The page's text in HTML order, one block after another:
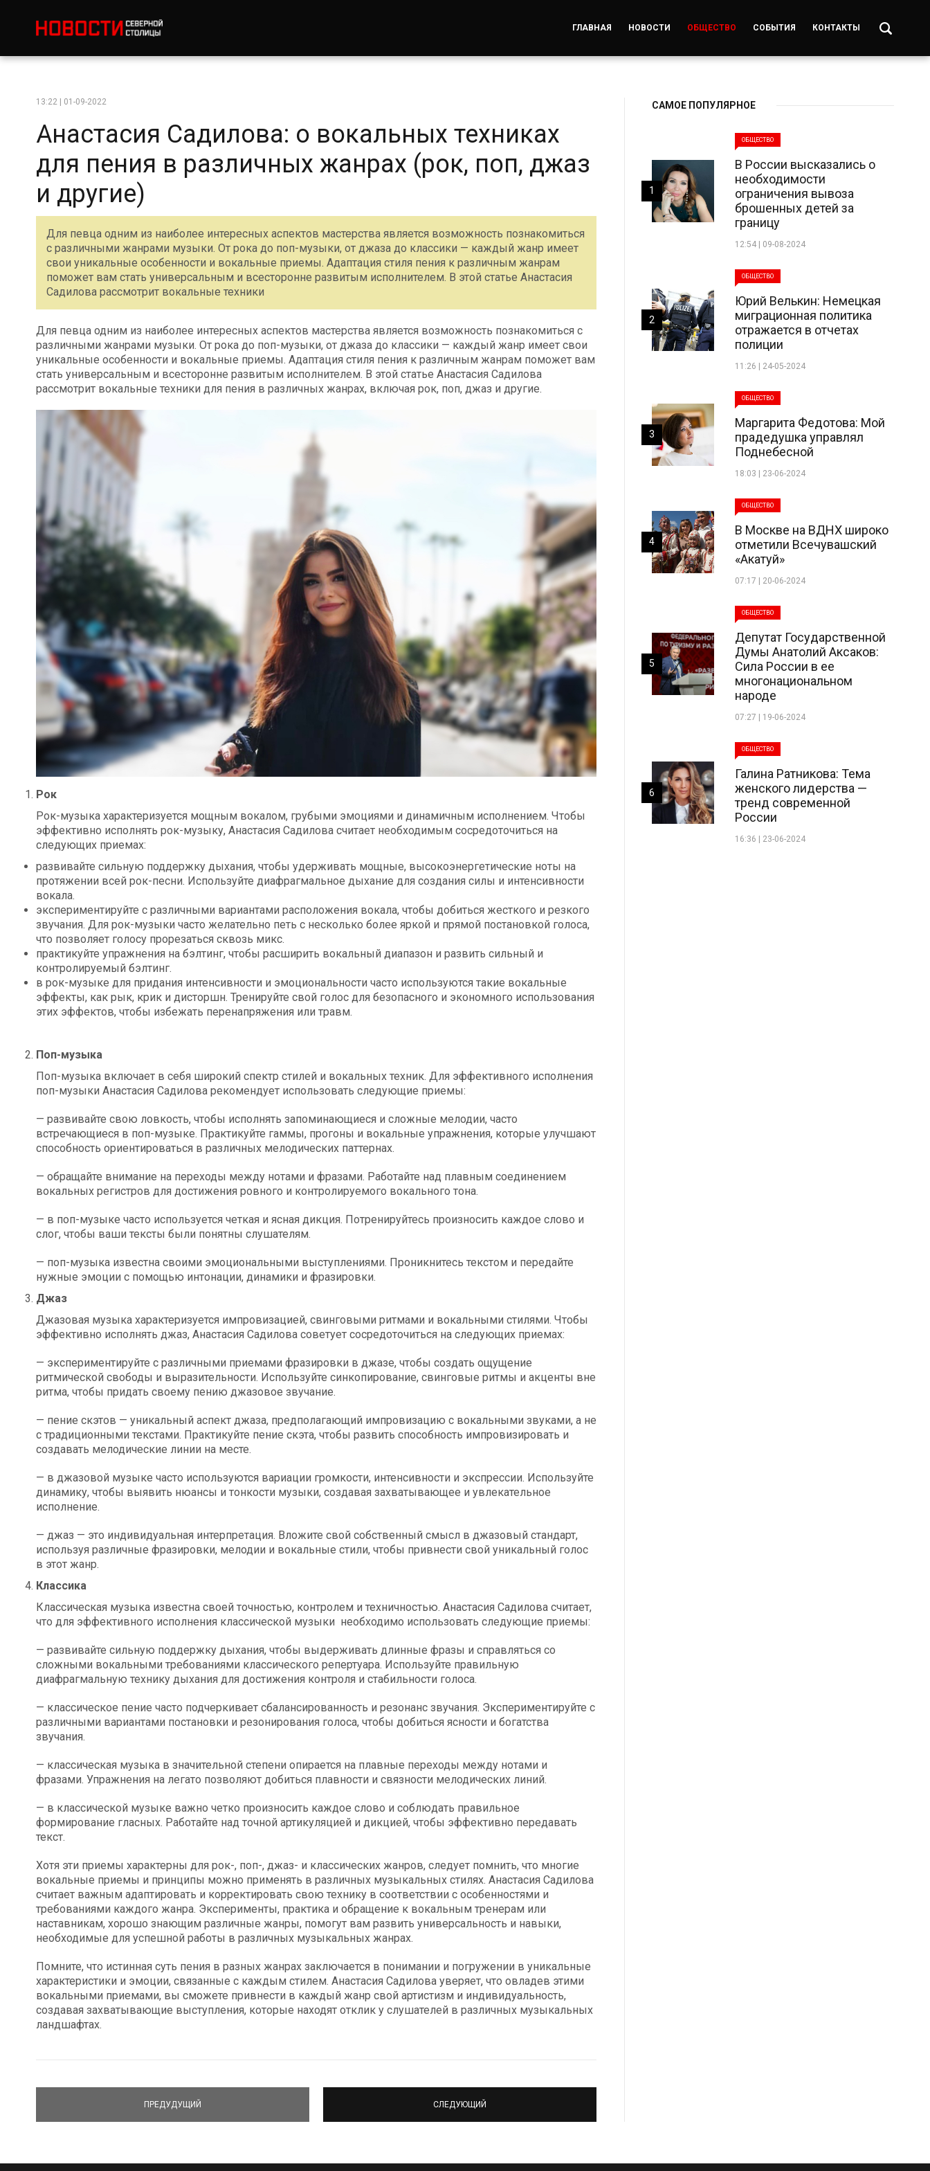
ГЛАВНАЯ НОВОСТИ ОБЩЕСТВО СОБЫТИЯ КОНТАКТЫ
13:22 | 01-09-2022
Анастасия Садилова: о вокальных техниках
для пения в различных жанрах (рок, поп, джаз
и другие)
Для певца одним из наиболее интересных аспектов мастерства является возможность познакомиться
с различными жанрами музыки. От рока до поп-музыки, от джаза до классики — каждый жанр имеет
свои уникальные особенности и вокальные приемы. Адаптация стиля пения к различным жанрам
поможет вам стать универсальным и всесторонне развитым исполнителем. В этой статье Анастасия
Садилова рассмотрит вокальные техники
Для певца одним из наиболее интересных аспектов мастерства является возможность познакомиться с
различными жанрами музыки. От рока до поп-музыки, от джаза до классики — каждый жанр имеет свои
уникальные особенности и вокальные приемы. Адаптация стиля пения к различным жанрам поможет вам
стать универсальным и всесторонне развитым исполнителем. В этой статье Анастасия Садилова
рассмотрит вокальные техники для пения в различных жанрах, включая рок, поп, джаз и другие.
Рок
Рок-музыка характеризуется мощным вокалом, грубыми эмоциями и динамичным исполнением. Чтобы
эффективно исполнять рок-музыку, Анастасия Садилова считает необходимым сосредоточиться на
следующих приемах:
развивайте сильную поддержку дыхания, чтобы удерживать мощные, высокоэнергетические ноты на
протяжении всей рок-песни. Используйте диафрагмальное дыхание для создания силы и интенсивности
вокала.
экспериментируйте с различными вариантами расположения вокала, чтобы добиться жесткого и резкого
звучания. Для рок-музыки часто желательно петь с несколько более яркой и прямой постановкой голоса,
что позволяет голосу прорезаться сквозь микс.
практикуйте упражнения на бэлтинг, чтобы расширить вокальный диапазон и развить сильный и
контролируемый бэлтинг.
в рок-музыке для придания интенсивности и эмоциональности часто используются такие вокальные
эффекты, как рык, крик и дисторшн. Тренируйте свой голос для безопасного и экономного использования
этих эффектов, чтобы избежать перенапряжения или травм.
Поп-музыка
Поп-музыка включает в себя широкий спектр стилей и вокальных техник. Для эффективного исполнения
поп-музыки Анастасия Садилова рекомендует использовать следующие приемы:
— развивайте свою ловкость, чтобы исполнять запоминающиеся и сложные мелодии, часто
встречающиеся в поп-музыке. Практикуйте гаммы, прогоны и вокальные упражнения, которые улучшают
способность ориентироваться в различных мелодических паттернах.
— обращайте внимание на переходы между нотами и фразами. Работайте над плавным соединением
вокальных регистров для достижения ровного и контролируемого вокального тона.
— в поп-музыке часто используется четкая и ясная дикция. Потренируйтесь произносить каждое слово и
слог, чтобы ваши тексты были понятны слушателям.
— поп-музыка известна своими эмоциональными выступлениями. Проникнитесь текстом и передайте
нужные эмоции с помощью интонации, динамики и фразировки.
Джаз
Джазовая музыка характеризуется импровизацией, свинговыми ритмами и вокальными стилями. Чтобы
эффективно исполнять джаз, Анастасия Садилова советует сосредоточиться на следующих приемах:
— экспериментируйте с различными приемами фразировки в джазе, чтобы создать ощущение
ритмической свободы и выразительности. Используйте синкопирование, свинговые ритмы и акценты вне
ритма, чтобы придать своему пению джазовое звучание.
— пение скэтов — уникальный аспект джаза, предполагающий импровизацию с вокальными звуками, а не
с традиционными текстами. Практикуйте пение скэта, чтобы развить способность импровизировать и
создавать мелодические линии на месте.
— в джазовой музыке часто используются вариации громкости, интенсивности и экспрессии. Используйте
динамику, чтобы выявить нюансы и тонкости музыки, создавая захватывающее и увлекательное
исполнение.
— джаз — это индивидуальная интерпретация. Вложите свой собственный смысл в джазовый стандарт,
используя различные фразировки, мелодии и вокальные стили, чтобы привнести свой уникальный голос
в этот жанр.
Классика
Классическая музыка известна своей точностью, контролем и техничностью. Анастасия Садилова считает,
что для эффективного исполнения классической музыки необходимо использовать следующие приемы:
— развивайте сильную поддержку дыхания, чтобы выдерживать длинные фразы и справляться со
сложными вокальными требованиями классического репертуара. Используйте правильную
диафрагмальную технику дыхания для достижения контроля и стабильности голоса.
— классическое пение часто подчеркивает сбалансированность и резонанс звучания. Экспериментируйте с
различными вариантами постановки и резонирования голоса, чтобы добиться ясности и богатства
звучания.
— классическая музыка в значительной степени опирается на плавные переходы между нотами и
фразами. Упражнения на легато позволяют добиться плавности и связности мелодических линий.
— в классической музыке важно четко произносить каждое слово и соблюдать правильное
формирование гласных. Работайте над точной артикуляцией и дикцией, чтобы эффективно передавать
текст.
Хотя эти приемы характерны для рок-, поп-, джаз- и классических жанров, следует помнить, что многие
вокальные приемы и принципы можно применять в различных музыкальных стилях. Анастасия Садилова
считает важным адаптировать и корректировать свою технику в соответствии с особенностями и
требованиями каждого жанра. Эксперименты, практика и обращение к вокальным тренерам или
наставникам, хорошо знающим различные жанры, помогут вам развить универсальность и навыки,
необходимые для успешной работы в различных музыкальных жанрах.
Помните, что истинная суть пения в разных жанрах заключается в понимании и погружении в уникальные
характеристики и эмоции, связанные с каждым стилем. Анастасия Садилова уверяет, что овладев этими
вокальными приемами, вы сможете привнести в каждый жанр свой артистизм и индивидуальность,
создавая захватывающие выступления, которые находят отклик у слушателей в различных музыкальных
ландшафтах.
ПРЕДУДУЩИЙ СЛЕДУЮЩИЙ
САМОЕ ПОПУЛЯРНОЕ
ОБЩЕСТВО
В России высказались о
необходимости
ограничения вывоза
брошенных детей за
границу
12:54 | 09-08-2024
1
ОБЩЕСТВО
Юрий Велькин: Немецкая
миграционная политика
отражается в отчетах
полиции
11:26 | 24-05-2024
2
ОБЩЕСТВО
Маргарита Федотова: Мой
прадедушка управлял
Поднебесной
18:03 | 23-06-2024
3
ОБЩЕСТВО
В Москве на ВДНХ широко
отметили Всечувашский
«Акатуй»
07:17 | 20-06-2024
4
ОБЩЕСТВО
Депутат Государственной
Думы Анатолий Аксаков:
Сила России в ее
многонациональном
народе
07:27 | 19-06-2024
5
ОБЩЕСТВО
Галина Ратникова: Тема
женского лидерства —
тренд современной
России
16:36 | 23-06-2024
6